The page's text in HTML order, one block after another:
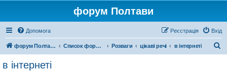
форум Полтави
Допомога Вхід
Реєстрація
форум Полтави Список форумів Розваги цікаві речі в інтернеті
в інтернеті